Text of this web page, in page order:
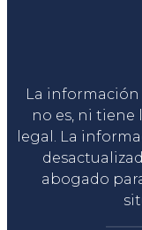
La
no es, ni tiene
legal. La
abogado